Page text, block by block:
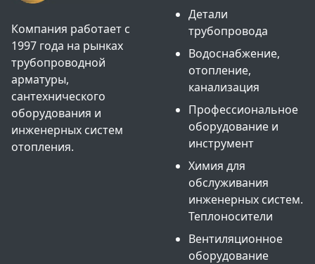
Компания работает с
1997 года на рынках
трубопроводной
арматуры,
сантехнического
оборудования и
инженерных систем
отопления.
Детали
трубопровода
Водоснабжение,
отопление,
канализация
Профессиональное
оборудование и
инструмент
Химия для
обслуживания
инженерных систем.
Теплоносители
Вентиляционное
оборудование